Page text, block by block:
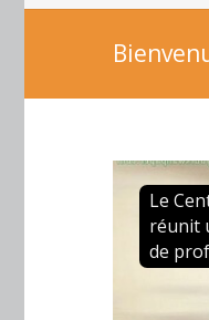
Le
réunit
de